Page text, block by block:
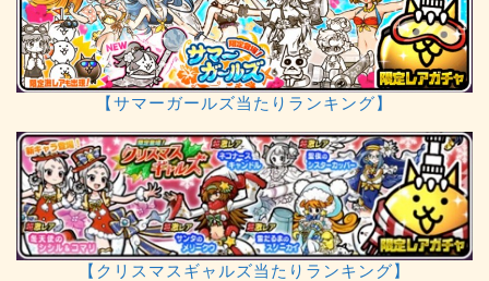
【サマーガールズ当たりランキング】
【クリスマスギャルズ当たりランキング】